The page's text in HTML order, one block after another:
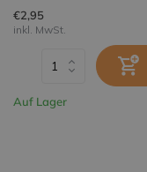
€2,95
inkl. MwSt.
Auf Lager